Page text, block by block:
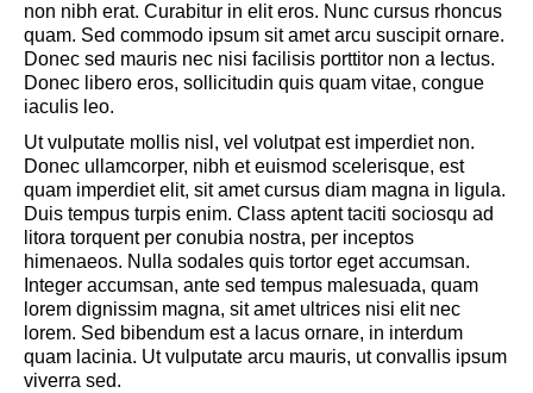
non nibh erat. Curabitur in elit eros. Nunc cursus rhoncus
quam. Sed commodo ipsum sit amet arcu suscipit ornare.
Donec sed mauris nec nisi facilisis porttitor non a lectus.
Donec libero eros, sollicitudin quis quam vitae, congue
iaculis leo.
Ut vulputate mollis nisl, vel volutpat est imperdiet non.
Donec ullamcorper, nibh et euismod scelerisque, est
quam imperdiet elit, sit amet cursus diam magna in ligula.
Duis tempus turpis enim. Class aptent taciti sociosqu ad
litora torquent per conubia nostra, per inceptos
himenaeos. Nulla sodales quis tortor eget accumsan.
Integer accumsan, ante sed tempus malesuada, quam
lorem dignissim magna, sit amet ultrices nisi elit nec
lorem. Sed bibendum est a lacus ornare, in interdum
quam lacinia. Ut vulputate arcu mauris, ut convallis ipsum
viverra sed.